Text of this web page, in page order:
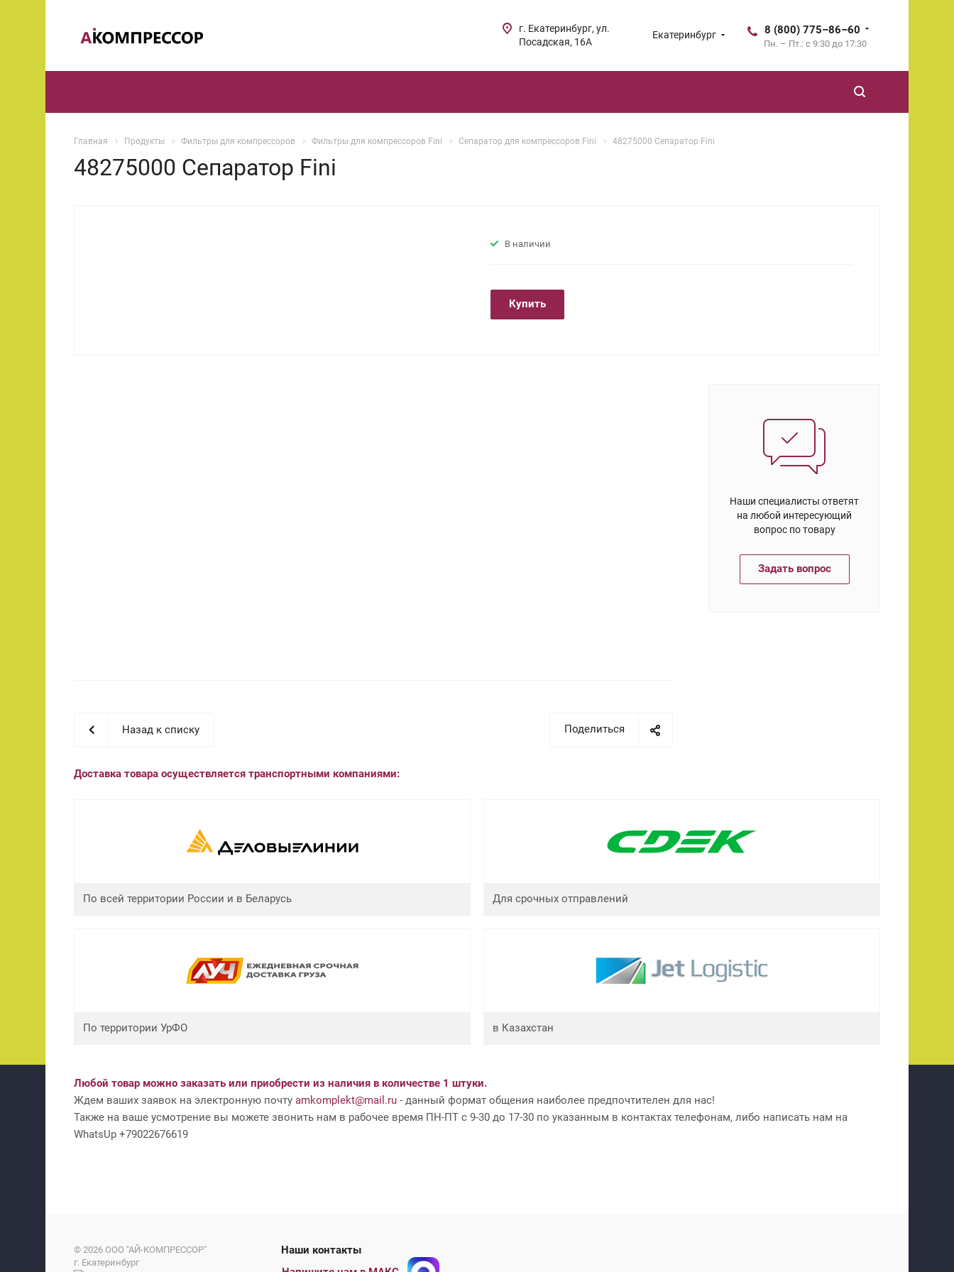
Екатеринбург 8 (800) 775–86–60
Пн. – Пт.: с 9:30 до 17:30
г. Екатеринбург, ул.
Посадская, 16А
Главная Продукты Фильтры для компрессоров Фильтры для компрессоров Fini Сепаратор для компрессоров Fini 48275000 Сепаратор Fini
48275000 Сепаратор Fini
В наличии
Купить
Наши специалисты ответят
на любой интересующий
вопрос по товару
Задать вопрос
Поделиться
Назад к списку
Доставка товара осуществляется транспортными компаниями:
По всей территории России и в Беларусь Для срочных отправлений
По территории УрФО в Казахстан
Любой товар можно заказать или приобрести из наличия в количестве 1 штуки.
Ждем ваших заявок на электронную почту amkomplekt@mail.ru - данный формат общения наиболее предпочтителен для нас!
Также на ваше усмотрение вы можете звонить нам в рабочее время ПН-ПТ с 9-30 до 17-30 по указанным в контактах телефонам, либо написать нам на
WhatsUp +79022676619
© 2026 ООО "АЙ-КОМПРЕССОР"
г. Екатеринбург
Наши контакты